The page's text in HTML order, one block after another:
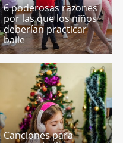
6 poderosas razones
por las que los niños
deberían practicar
baile
Canciones para